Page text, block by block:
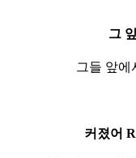
그
그들 앞에
커졌어